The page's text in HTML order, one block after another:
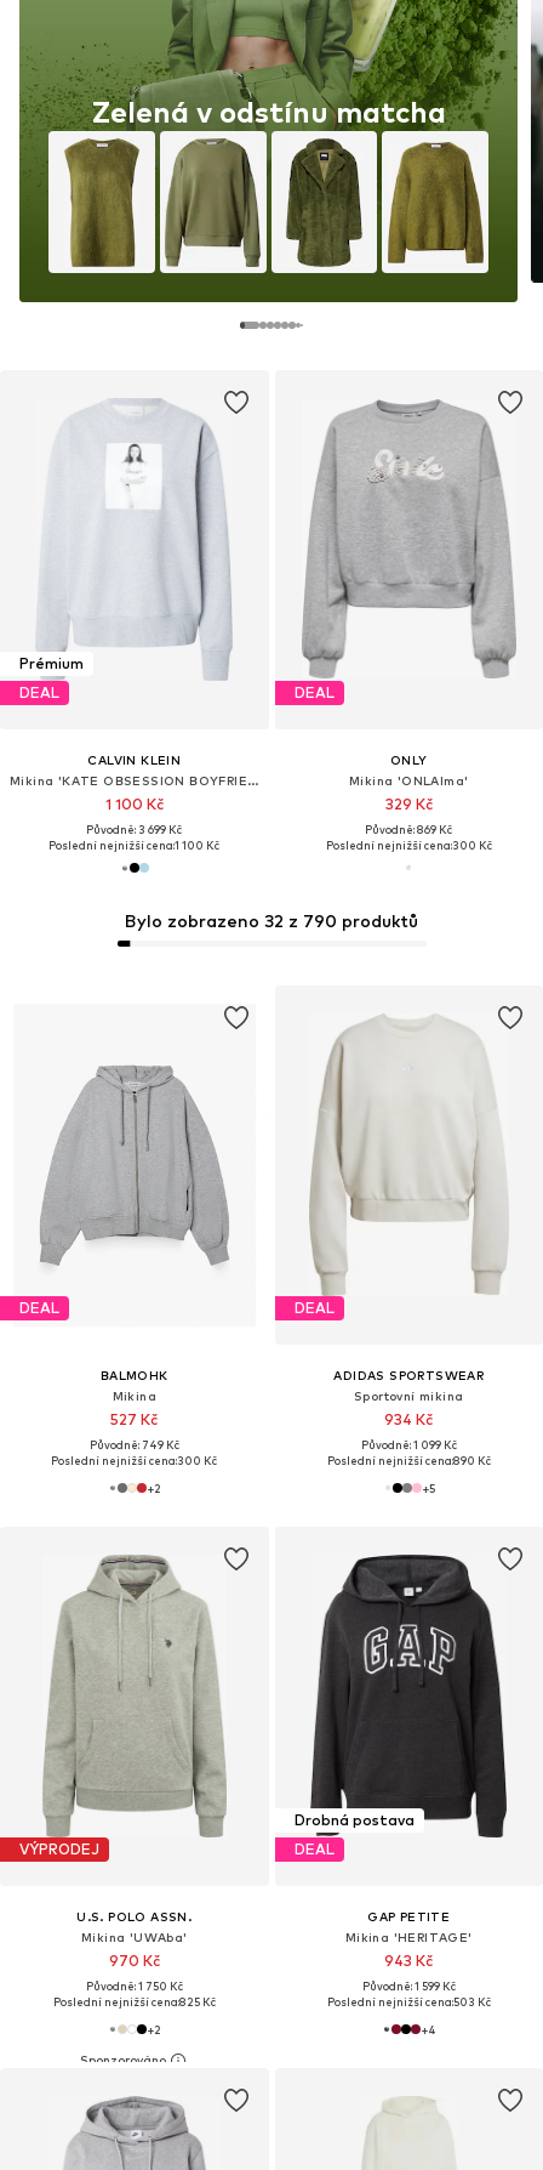
Zelená v odstínu matcha
Prémium
DEAL
CALVIN KLEIN
Mikina 'KATE OBSESSION BOYFRIEND'
1 100 Kč
Původně: 3 699 Kč
Poslední nejnižší cena:1 100 Kč
DEAL
ONLY
Mikina 'ONLAlma'
329 Kč
Původně: 869 Kč
Poslední nejnižší cena:300 Kč
DEAL
BALMOHK
Mikina
527 Kč
Původně: 749 Kč
Poslední nejnižší cena:300 Kč
+2
DEAL
ADIDAS SPORTSWEAR
Sportovní mikina
934 Kč
Původně: 1 099 Kč
Poslední nejnižší cena:890 Kč
+5
Bylo zobrazeno 32 z 790 produktů
VÝPRODEJ
U.S. POLO ASSN.
Mikina 'UWAba'
970 Kč
Původně: 1 750 Kč
Poslední nejnižší cena:825 Kč
+2
Drobná postava
DEAL
GAP PETITE
Mikina 'HERITAGE'
943 Kč
Původně: 1 599 Kč
Poslední nejnižší cena:503 Kč
+4